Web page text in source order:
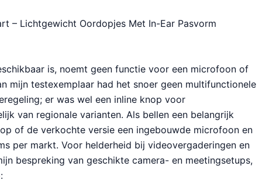
– Lichtgewicht Oordopjes Met In-Ear Pasvorm
is, noemt geen functie voor een microfoon of
mijn testexemplaar had het snoer geen multifunctionele
er was wel een inline knop voor
van regionale varianten. Als bellen een belangrijk
of de verkochte versie een ingebouwde microfoon en
per markt. Voor helderheid bij videovergaderingen en
bespreking van geschikte camera- en meetingsetups,